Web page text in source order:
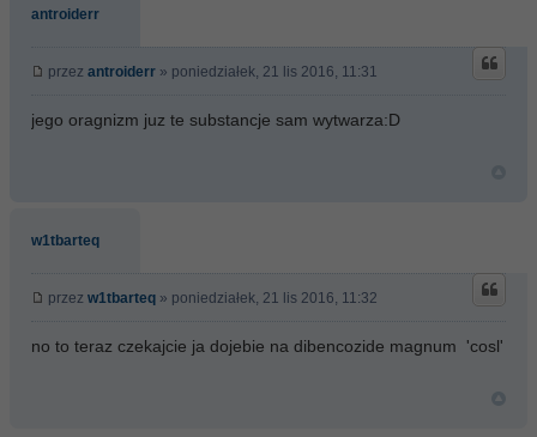
antroiderr
przez antroiderr » poniedziałek, 21 lis 2016, 11:31
jego oragnizm juz te substancje sam wytwarza:D
w1tbarteq
przez w1tbarteq » poniedziałek, 21 lis 2016, 11:32
no to teraz czekajcie ja dojebie na dibencozide magnum 'cosl'